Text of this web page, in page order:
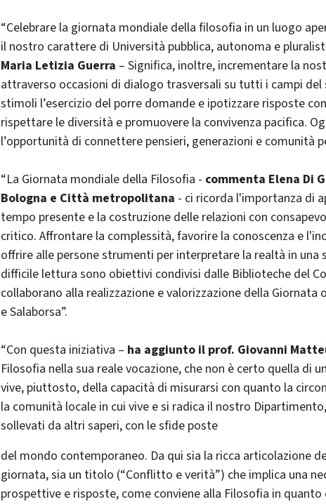
“Celebrare la giornata mondiale della filosofia in un luogo
il nostro carattere di Università pubblica, autonoma e
Maria Letizia Guerra – Significa, inoltre, incrementare la
attraverso occasioni di dialogo trasversali su tutti i campi del
stimoli l’esercizio del porre domande e ipotizzare risposte
rispettare le diversità e promuovere la convivenza pacifica.
l’opportunità di connettere pensieri, generazioni e comunità
“La Giornata mondiale della Filosofia - commenta Elena Di
Bologna e Città metropolitana - ci ricorda l'importanza di
tempo presente e la costruzione delle relazioni con
critico. Affrontare la complessità, favorire la conoscenza e
offrire alle persone strumenti per interpretare la realtà in una
difficile lettura sono obiettivi condivisi dalle Biblioteche del
collaborano alla realizzazione e valorizzazione della Giornata
e Salaborsa”.
“Con questa iniziativa – ha aggiunto il prof. Giovanni
Filosofia nella sua reale vocazione, che non è certo quella di
vive, piuttosto, della capacità di misurarsi con quanto la
la comunità locale in cui vive e si radica il nostro
sollevati da altri saperi, con le sfide poste
del mondo contemporaneo. Da qui sia la ricca articolazione
giornata, sia un titolo (“Conflitto e verità”) che implica una
prospettive e risposte, come conviene alla Filosofia in quanto